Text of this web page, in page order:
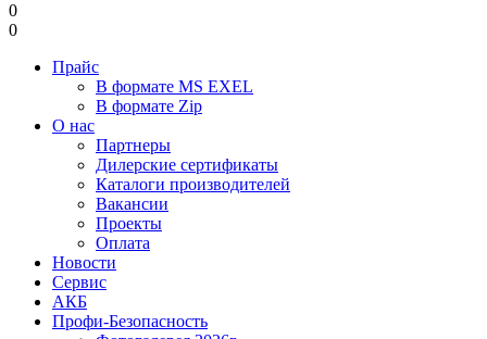
0
0
Прайс
В формате MS EXEL
В формате Zip
О нас
Партнеры
Дилерские сертификаты
Каталоги производителей
Вакансии
Проекты
Оплата
Новости
Сервис
АКБ
Профи-Безопасность